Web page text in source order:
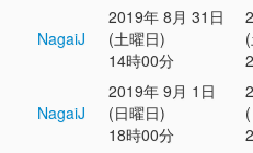
NagaiJ
2019年 8月 31日
(土曜日)
14時00分
NagaiJ
2019年 9月 1日
(日曜日)
18時00分